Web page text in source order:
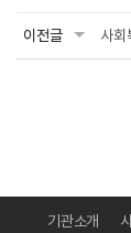
이전글 사회
기관소개